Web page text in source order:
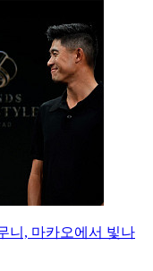
니, 마카오에서 빛나